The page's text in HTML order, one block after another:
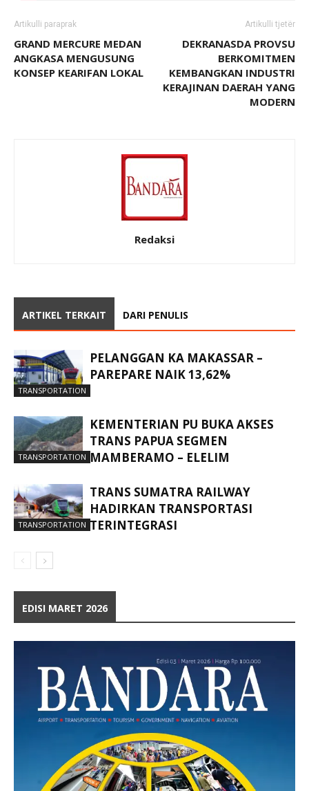
Artikulli paraprak
GRAND MERCURE MEDAN
ANGKASA MENGUSUNG
KONSEP KEARIFAN LOKAL
Artikulli tjetër
DEKRANASDA PROVSU
BERKOMITMEN
KEMBANGKAN INDUSTRI
KERAJINAN DAERAH YANG
MODERN
Redaksi
ARTIKEL TERKAIT DARI PENULIS
TRANSPORTATION
PELANGGAN KA MAKASSAR –
PAREPARE NAIK 13,62%
TRANSPORTATION
KEMENTERIAN PU BUKA AKSES
TRANS PAPUA SEGMEN
MAMBERAMO – ELELIM
TRANSPORTATION
TRANS SUMATRA RAILWAY
HADIRKAN TRANSPORTASI
TERINTEGRASI
EDISI MARET 2026